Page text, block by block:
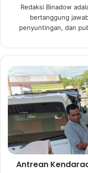
Redaksi Binadow
bertanggung
penyuntingan, dan
A
n
t
e
K
e
Antrean